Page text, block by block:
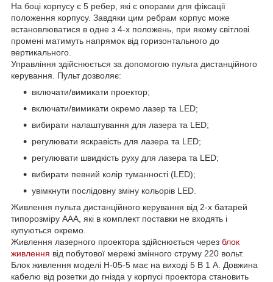
На боці корпусу є 5 ребер, які є опорами для фіксації
положення корпусу. Завдяки цим ребрам корпус може
встановлюватися в одне з 4-х положень, при якому світлові
промені матимуть напрямок від горизонтального до
вертикального.
Управління здійснюється за допомогою пульта дистанційного
керування. Пульт дозволяє:
включати/вимикати проектор;
включати/вимикати окремо лазер та LED;
вибирати налаштування для лазера та LED;
регулювати яскравість для лазера та LED;
регулювати швидкість руху для лазера та LED;
вибирати певний колір туманності (LED);
увімкнути послідовну зміну кольорів LED.
Живлення пульта дистанційного керування від 2-х батарей
типорозміру ААА, які в комплект поставки не входять і
купуються окремо.
Живлення лазерного проектора здійснюється через блок
живлення від побутової мережі змінного струму 220 вольт.
Блок живлення моделі H-05-5 має на виході 5 В 1 А. Довжина
кабелю від розетки до гнізда у корпусі проектора становить